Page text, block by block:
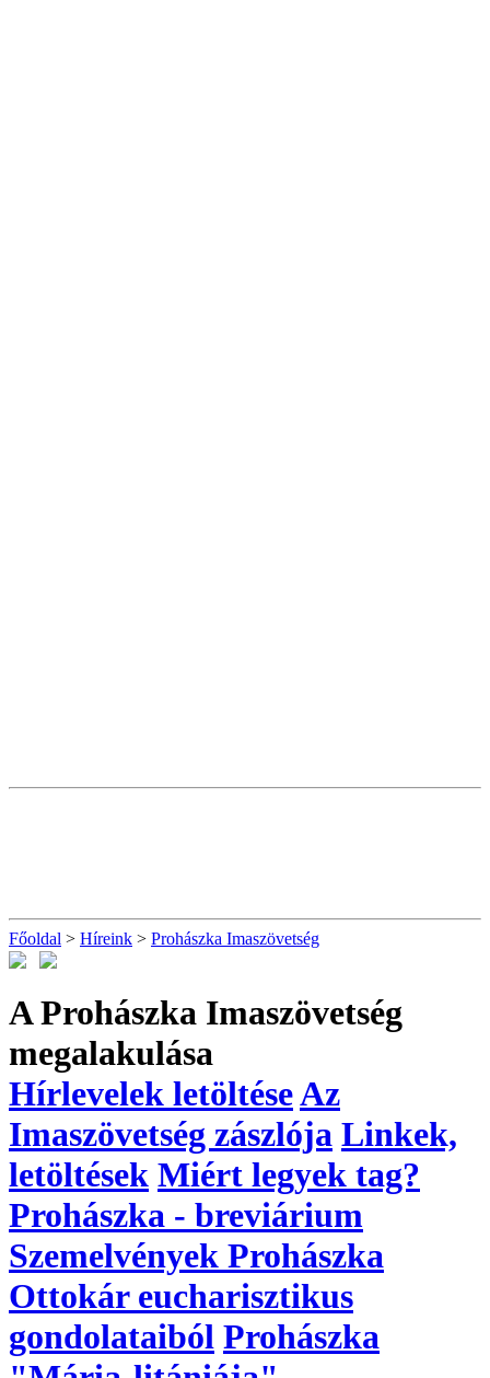
Főoldal > Híreink > Prohászka Imaszövetség
A Prohászka Imaszövetség
megalakulása
Hírlevelek letöltéseAz
Imaszövetség zászlója Linkek,
letöltések Miért legyek tag?
Prohászka - breviárium
Szemelvények Prohászka
Ottokár eucharisztikus
gondolataiból Prohászka